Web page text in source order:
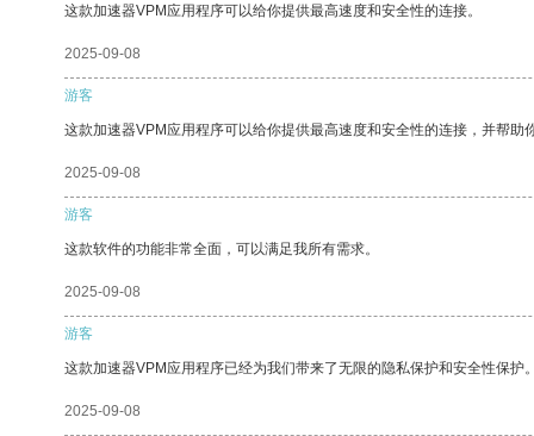
这款加速器VPM应用程序可以给你提供最高速度和安全性的连接。
2025-09-08
游客
这款加速器VPM应用程序可以给你提供最高速度和安全性的连接，并帮助
2025-09-08
游客
这款软件的功能非常全面，可以满足我所有需求。
2025-09-08
游客
这款加速器VPM应用程序已经为我们带来了无限的隐私保护和安全性保护
2025-09-08